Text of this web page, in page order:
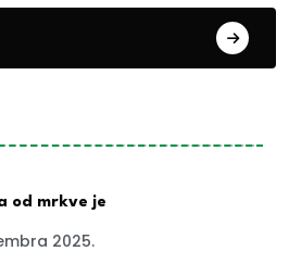
od mrkve je
2025.